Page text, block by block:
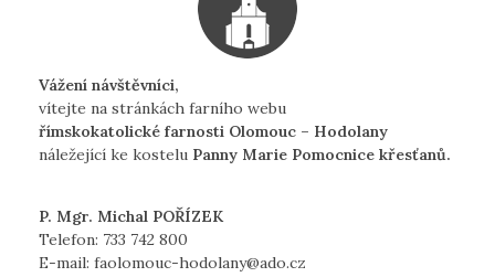
Vážení návštěvníci,
vítejte na stránkách farního webu
římskokatolické farnosti Olomouc – Hodolany
náležející ke kostelu Panny Marie Pomocnice křesťanů.
P. Mgr. Michal POŘÍZEK
Telefon: 733 742 800
E-mail: faolomouc-hodolany@ado.cz